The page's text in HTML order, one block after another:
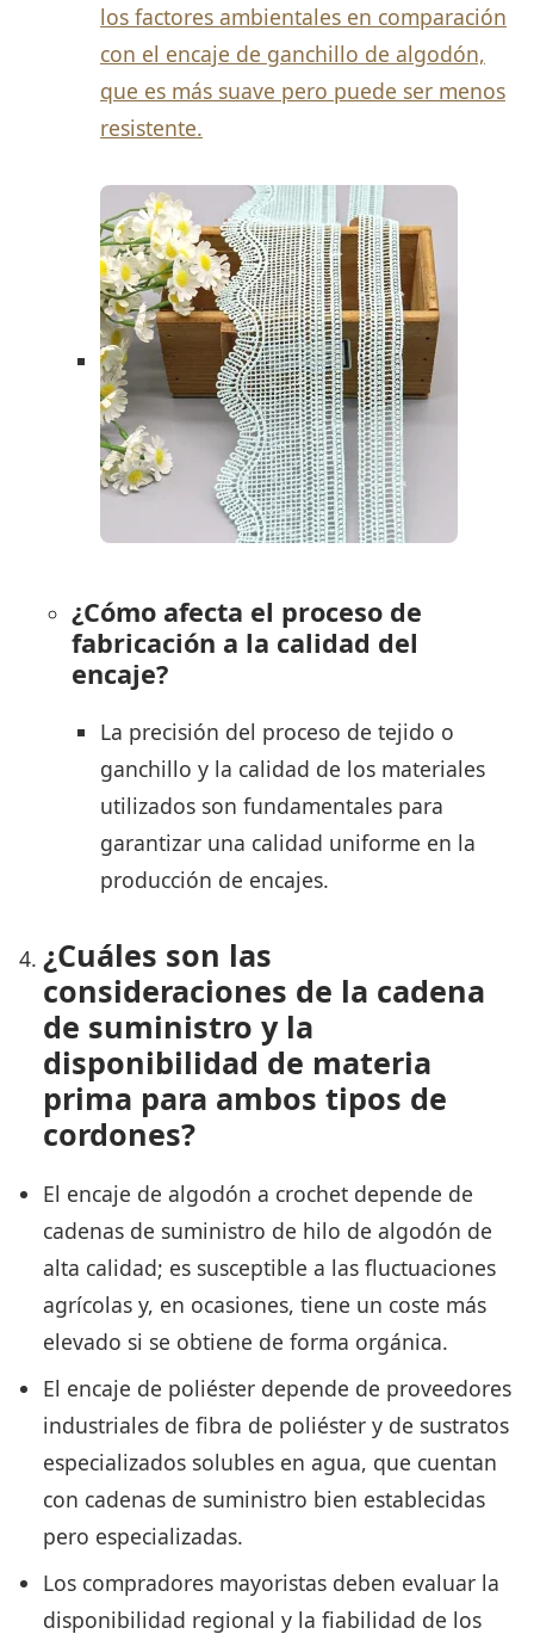
los factores ambientales en comparación
con el encaje de ganchillo de algodón,
que es más suave pero puede ser menos
resistente.
¿Cómo afecta el proceso de
fabricación a la calidad del
encaje?
La precisión del proceso de tejido o
ganchillo y la calidad de los materiales
utilizados son fundamentales para
garantizar una calidad uniforme en la
producción de encajes.
¿Cuáles son las
consideraciones de la cadena
de suministro y la
disponibilidad de materia
prima para ambos tipos de
cordones?
El encaje de algodón a crochet depende de
cadenas de suministro de hilo de algodón de
alta calidad; es susceptible a las fluctuaciones
agrícolas y, en ocasiones, tiene un coste más
elevado si se obtiene de forma orgánica.
El encaje de poliéster depende de proveedores
industriales de fibra de poliéster y de sustratos
especializados solubles en agua, que cuentan
con cadenas de suministro bien establecidas
pero especializadas.
Los compradores mayoristas deben evaluar la
disponibilidad regional y la fiabilidad de los